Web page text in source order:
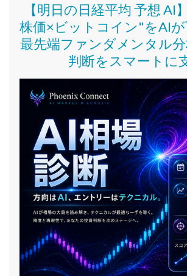
【明日の日経平均 予想 AI
株価×ビットコイン"をAI
最先端ファンダメンタル
判断をスマートに